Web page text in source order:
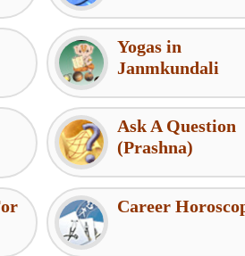
Yogas in
Janmkundali
Ask A Question
(Prashna)
Career